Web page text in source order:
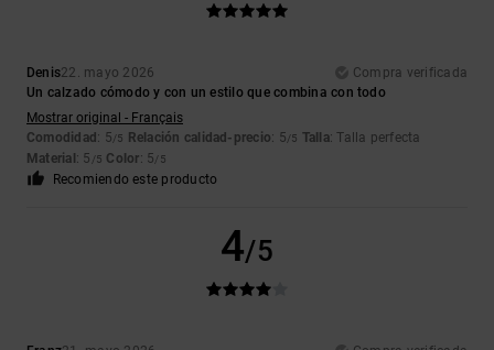
Denis22. mayo 2026
Compra verificada
Un calzado cómodo y con un estilo que combina con todo
Mostrar original - Français
Comodidad : 5/5 Relación calidad-precio: 5/5 Talla: Talla perfecta
Material : 5 /5 Color: 5/5
Recomiendo este producto
4/5